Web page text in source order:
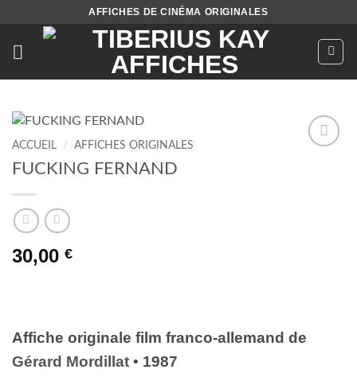
contenu
AFFICHES DE CINÉMA ORIGINALES
ACCUEIL / AFFICHES ORIGINALES
FUCKING FERNAND
30,00 €
Affiche originale film franco-allemand de
Gérard Mordillat • 1987